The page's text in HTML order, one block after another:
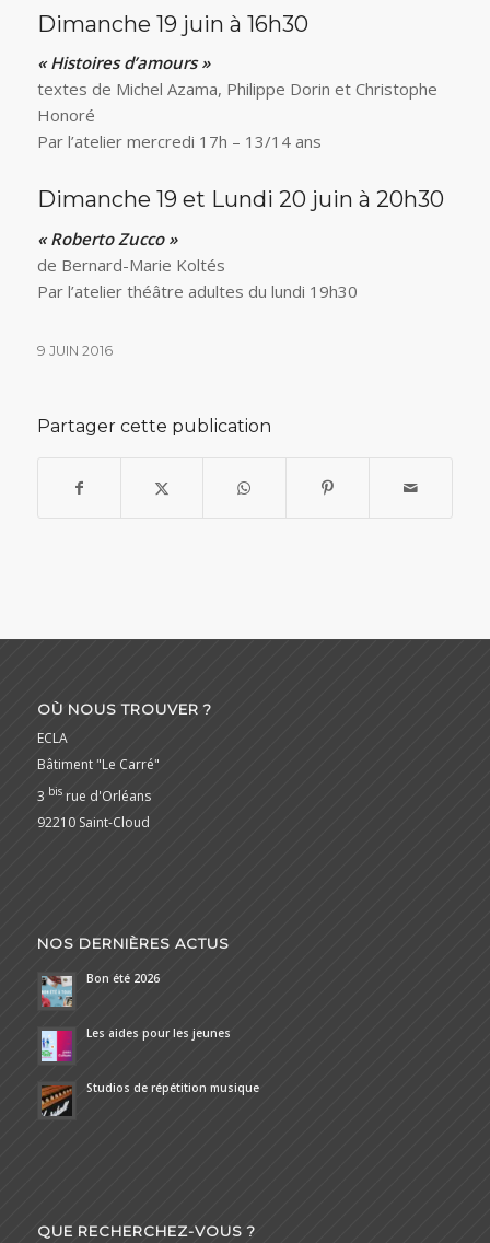
Dimanche 19 juin à 16h30
« Histoires d’amours »
textes de Michel Azama, Philippe Dorin et Christophe
Honoré
Par l’atelier mercredi 17h – 13/14 ans
Dimanche 19 et Lundi 20 juin à 20h30
« Roberto Zucco »
de Bernard-Marie Koltés
Par l’atelier théâtre adultes du lundi 19h30
9 JUIN 2016
Partager cette publication
OÙ NOUS TROUVER ?
ECLA
Bâtiment "Le Carré"
3 bisrue d'Orléans
92210 Saint-Cloud
NOS DERNIÈRES ACTUS
Bon été 2026
Les aides pour les jeunes
Studios de répétition musique
QUE RECHERCHEZ-VOUS ?